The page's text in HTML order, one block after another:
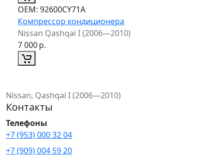
ОЕМ: 92600CY71A
Компрессор кондиционера
Nissan Qashqai I (2006—2010)
7 000р.
Nissan, Qashqai I (2006—2010)
Контакты
Телефоны
+7 (953) 000 32 04
+7 (909) 004 59 20